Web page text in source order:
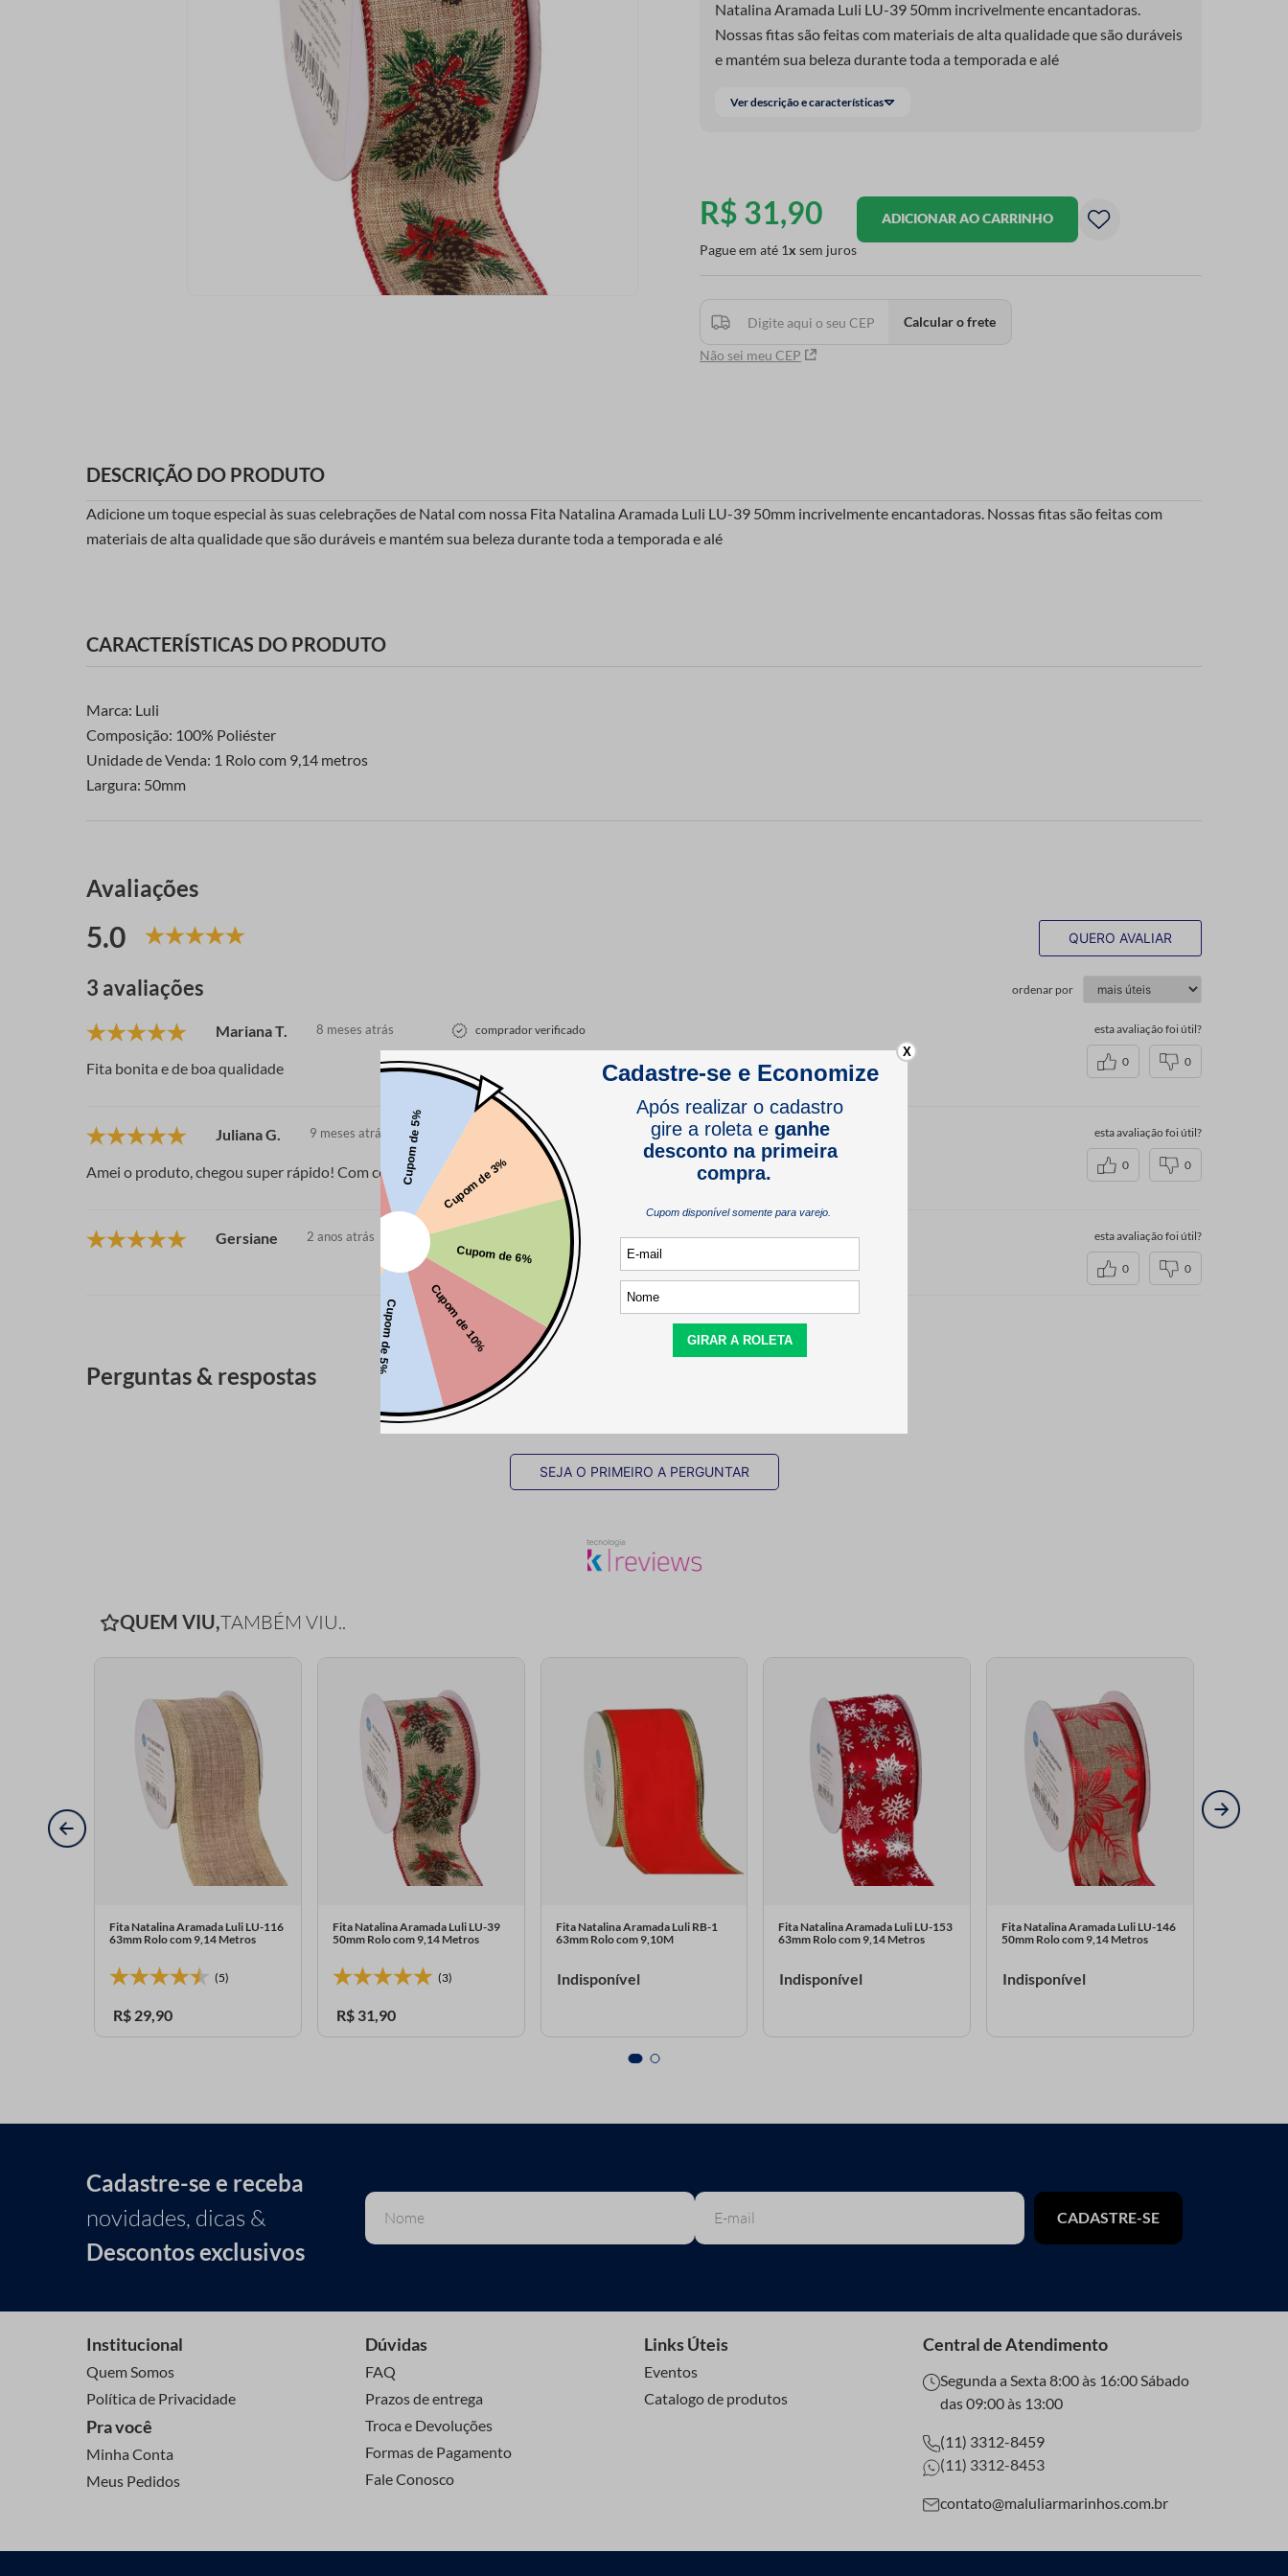
Natalina Aramada Luli LU-39 50mm incrivelmente encantadoras.
Nossas fitas são feitas com materiais de alta qualidade que são duráveis
e mantém sua beleza durante toda a temporada e alé
Ver descrição e características
R$ 31,90
Pague em até 1 sem juros
ADICIONAR AO CARRINHO
Não sei meu CEP
Calcular o frete
DESCRIÇÃO DO PRODUTO
Adicione um toque especial às suas celebrações de Natal com nossa Fita Natalina Aramada Luli LU-39 50mm incrivelmente encantadoras. Nossas fitas são feitas com
materiais de alta qualidade que são duráveis e mantém sua beleza durante toda a temporada e alé
CARACTERÍSTICAS DO PRODUTO
Marca: Luli
Composição: 100% Poliéster
Unidade de Venda: 1 Rolo com 9,14 metros
Largura: 50mm
Avaliações
5.0 QUERO AVALIAR
3 avaliações ordenar por
Mariana T. 8 meses atrás comprador verificado
Fita bonita e de boa qualidade
esta avaliação foi útil?
0 0
Juliana G. 9 meses atrás comprador verificado
Amei o produto, chegou super rápido! Com certeza comprarei mais vezes!😍
esta avaliação foi útil?
0 0
Gersiane 2 anos atrás esta avaliação foi útil?
0 0
Perguntas & respostas
SEJA O PRIMEIRO A PERGUNTAR
QUEM VIU,TAMBÉM VIU..
Fita Natalina Aramada Luli LU-116
63mm Rolo com 9,14 Metros
(5)
R$ 29,90
Fita Natalina Aramada Luli LU-39
50mm Rolo com 9,14 Metros
(3)
R$ 31,90
Fita Natalina Aramada Luli RB-1
63mm Rolo com 9,10M
Indisponível
Fita Natalina Aramada Luli LU-153
63mm Rolo com 9,14 Metros
Indisponível
Fita Natalina Aramada Luli LU-146
50mm Rolo com 9,14 Metros
Indisponível
Cadastre-se e receba
novidades, dicas &
Descontos exclusivos
CADASTRE-SE
Institucional
Quem Somos
Política de Privacidade
Pra você
Minha Conta
Meus Pedidos
Dúvidas
FAQ
Prazos de entrega
Troca e Devoluções
Formas de Pagamento
Fale Conosco
Links Úteis
Eventos
Catalogo de produtos
Central de Atendimento
Segunda a Sexta 8:00 às 16:00 Sábado
das 09:00 às 13:00
(11) 3312-8459
(11) 3312-8453
contato@maluliarmarinhos.com.br
X
passamanaria
amigurumi